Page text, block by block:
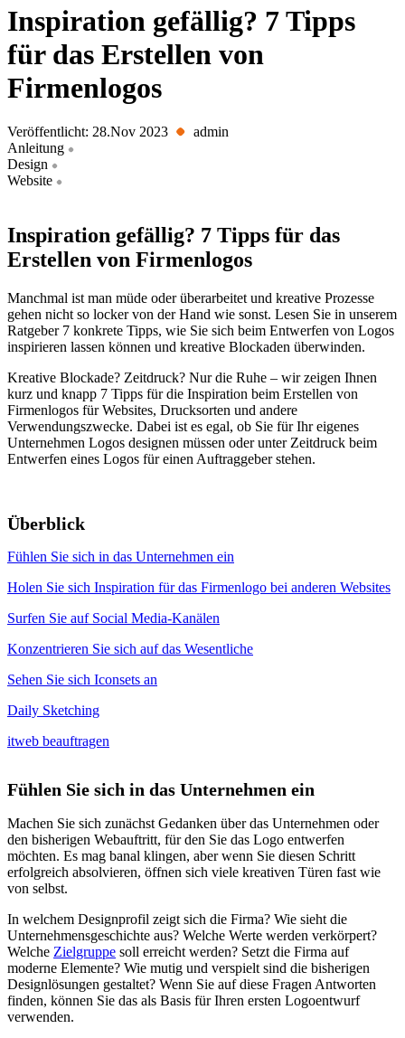
Inspiration gefällig? 7 Tipps
für das Erstellen von
Firmenlogos
Veröffentlicht: 28.Nov 2023
admin
Anleitung
Design
Website
Inspiration gefällig? 7 Tipps für das
Erstellen von Firmenlogos
Manchmal ist man müde oder überarbeitet und kreative Prozesse
gehen nicht so locker von der Hand wie sonst. Lesen Sie in unserem
Ratgeber 7 konkrete Tipps, wie Sie sich beim Entwerfen von Logos
inspirieren lassen können und kreative Blockaden überwinden.
Kreative Blockade? Zeitdruck? Nur die Ruhe – wir zeigen Ihnen
kurz und knapp 7 Tipps für die Inspiration beim Erstellen von
Firmenlogos für Websites, Drucksorten und andere
Verwendungszwecke. Dabei ist es egal, ob Sie für Ihr eigenes
Unternehmen Logos designen müssen oder unter Zeitdruck beim
Entwerfen eines Logos für einen Auftraggeber stehen.
Überblick
Fühlen Sie sich in das Unternehmen ein
Holen Sie sich Inspiration für das Firmenlogo bei anderen Websites
Surfen Sie auf Social Media-Kanälen
Konzentrieren Sie sich auf das Wesentliche
Sehen Sie sich Iconsets an
Daily Sketching
itweb beauftragen
Fühlen Sie sich in das Unternehmen ein
Machen Sie sich zunächst Gedanken über das Unternehmen oder
den bisherigen Webauftritt, für den Sie das Logo entwerfen
möchten. Es mag banal klingen, aber wenn Sie diesen Schritt
erfolgreich absolvieren, öffnen sich viele kreativen Türen fast wie
von selbst.
In welchem Designprofil zeigt sich die Firma? Wie sieht die
Unternehmensgeschichte aus? Welche Werte werden verkörpert?
Welche Zielgruppe soll erreicht werden? Setzt die Firma auf
moderne Elemente? Wie mutig und verspielt sind die bisherigen
Designlösungen gestaltet? Wenn Sie auf diese Fragen Antworten
finden, können Sie das als Basis für Ihren ersten Logoentwurf
verwenden.